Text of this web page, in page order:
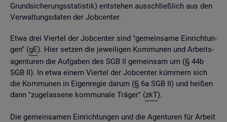
Grund­si­che­rungs­sta­tis­tik) ent­ste­hen aus­schlie­ß­lich aus den
Ver­wal­tungs­da­ten der Job­cen­ter.
Etwa drei Vier­tel der Job­cen­ter sind "ge­mein­sa­me Ein­rich­tun­
gen" (gE). Hier set­zen die je­wei­li­gen Kom­mu­nen und Ar­beits­
agen­tu­ren die Auf­ga­ben des SGB II ge­mein­sam um (§ 44b
SGB II). In etwa einem Vier­tel der Job­cen­ter küm­mern sich
die Kom­mu­nen in Ei­gen­re­gie darum (§ 6a SGB II) und hei­ßen
dann "zu­ge­las­se­ne kom­mu­na­le Trä­ger" (zkT).
Die ge­mein­sa­men Ein­rich­tun­gen und die Agen­tu­ren für Ar­beit